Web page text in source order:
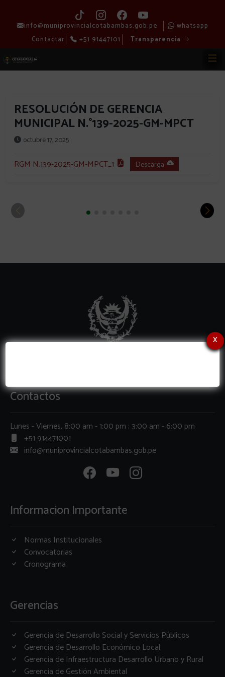
info@muniprovincialcotabambas.gob.pe
whatsapp
Contactar
+51 91447101 Transparencia
RESOLUCIÓN DE GERENCIA
MUNICIPAL N.°139-2025-GM-MPCT
octubre 17, 2025
RGM N.139-2025-GM-MPCT_1 Descarga
x
Contactos
Lunes - Viernes, 8:00 am - 1:00 pm ; 3:00 am - 6:00 pm
+51 914471001
info@muniprovincialcotabambas.gob.pe
Informacion Importante
Normas Institucionales
Convocatorias
Cronograma
Gerencias
Gerencia de Desarrollo Social y Servicios Públicos
Gerencia de Desarrollo Económico Local
Gerencia de Infraestructura Desarrollo Urbano y Rural
Gerencia de Gestión Ambiental